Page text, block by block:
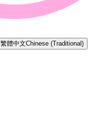
繁體中文Chinese (Traditional)